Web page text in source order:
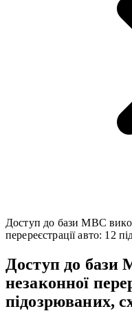
Доступ до бази МВС
перереєстрації авто: 12
Доступ до бази
незаконної
підозрюваних,